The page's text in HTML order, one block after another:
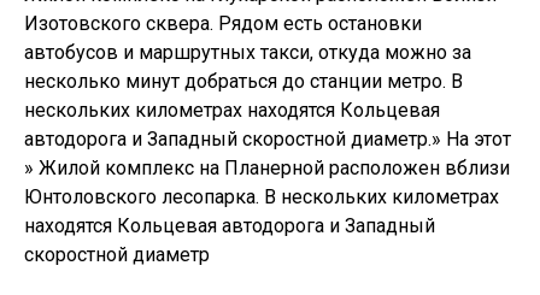
Изотовского сквера. Рядом есть остановки
автобусов и маршрутных такси, откуда можно за
несколько минут добраться до станции метро. В
нескольких километрах находятся Кольцевая
автодорога и Западный скоростной диаметр.» На этот
» Жилой комплекс на Планерной расположен вблизи
Юнтоловского лесопарка. В нескольких километрах
находятся Кольцевая автодорога и Западный
скоростной диаметр